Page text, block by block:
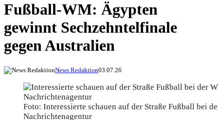
Fußball-WM: Ägypten
gewinnt Sechzehntelfinale
gegen Australien
News Redaktion03.07.26
Foto: Interessierte schauen auf der Straße Fußball bei
Nachrichtenagentur